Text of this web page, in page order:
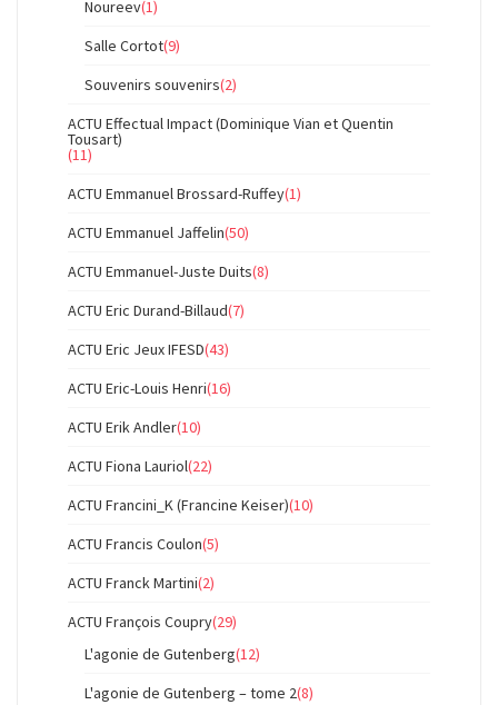
Noureev(1)
Salle Cortot(9)
Souvenirs souvenirs(2)
ACTU Effectual Impact (Dominique Vian et Quentin
Tousart)
(11)
ACTU Emmanuel Brossard-Ruffey(1)
ACTU Emmanuel Jaffelin(50)
ACTU Emmanuel-Juste Duits(8)
ACTU Eric Durand-Billaud(7)
ACTU Eric Jeux IFESD(43)
ACTU Eric-Louis Henri(16)
ACTU Erik Andler(10)
ACTU Fiona Lauriol(22)
ACTU Francini_K (Francine Keiser)(10)
ACTU Francis Coulon(5)
ACTU Franck Martini(2)
ACTU François Coupry(29)
L'agonie de Gutenberg(12)
L'agonie de Gutenberg – tome 2(8)